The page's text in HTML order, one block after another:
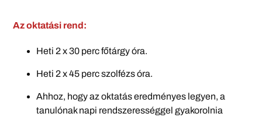
Az oktatási rend:
Heti 2 x 30 perc főtárgy óra.
Heti 2 x 45 perc szolfézs óra.
Ahhoz, hogy az oktatás eredményes legyen, a
tanulónak napi rendszerességgel gyakorolnia